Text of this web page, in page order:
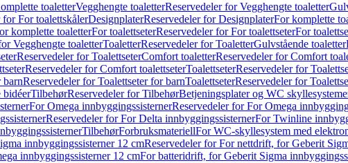
toaletterVegghengte toaletterReservedeler for Vegghengte toaletter
for For toalettskålerDesignplaterReservedeler for DesignplaterFor komplette
komplette toaletterFor toalettseterReservedeler for For toalettseterFor
Vegghengte toaletterToaletterReservedeler for ToaletterGulvstående toaletter
Reservedeler for ToalettseterComfort toaletterReservedeler for Comfort
Reservedeler for Comfort toalettseterToalettseterReservedeler for
barnReservedeler for Toalettseter for barnToalettseterReservedeler for
bidéerTilbehørReservedeler for TilbehørBetjeningsplater og WC
For Omega innbyggingssisternerReservedeler for For Omega
Reservedeler for For Delta innbyggingssisternerFor Twinline
TilbehørForbruksmateriellFor WC-skyllesystem med
innbyggingssisterner 12 cmReservedeler for For nettdrift, for Geberit
innbyggingssisterner 12 cmFor batteridrift, for Geberit Sigma